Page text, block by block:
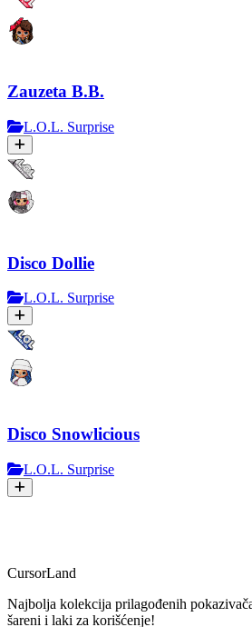
Zauzeta B.B.
L.O.L. Surprise
Disco Dollie
L.O.L. Surprise
Disco Snowlicious
L.O.L. Surprise
CursorLand
Najbolja kolekcija prilagođenih
šareni i laki za korišćenje!